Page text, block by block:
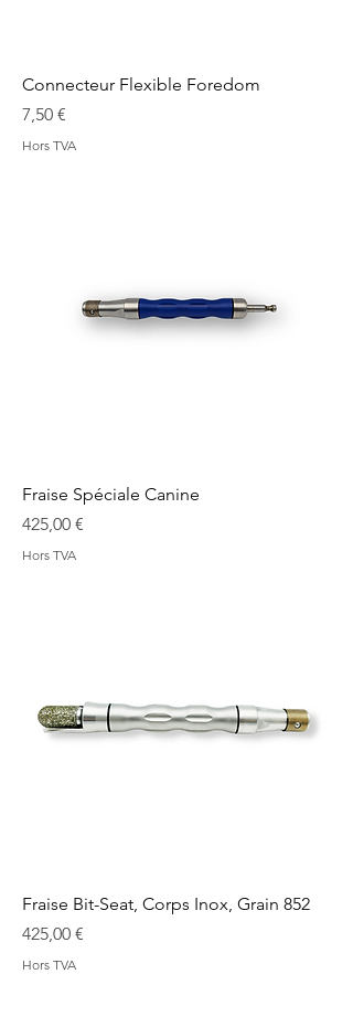
Connecteur Flexible Foredom
Prix
7,50 €
Hors TVA
Fraise Spéciale Canine
Prix
425,00 €
Hors TVA
Fraise Bit-Seat, Corps Inox, Grain 852
Prix
425,00 €
Hors TVA